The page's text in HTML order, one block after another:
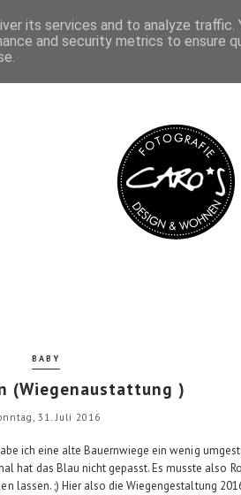
DATENSCHUTZ
BABY
(Wiegenaustattung )
31. Juli 2016
ich eine alte Bauernwiege ein wenig
hat das Blau nicht gepasst. Es musste also
lassen. ;) Hier also die Wiegengestaltung
its services and to analyze traffic.
and security metrics to ensure